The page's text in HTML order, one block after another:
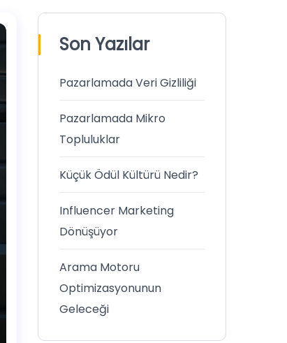
Son Yazılar
Pazarlamada Veri Gizliliği
Pazarlamada Mikro
Topluluklar
Küçük Ödül Kültürü Nedir?
Influencer Marketing
Dönüşüyor
Arama Motoru
Optimizasyonunun
Geleceği